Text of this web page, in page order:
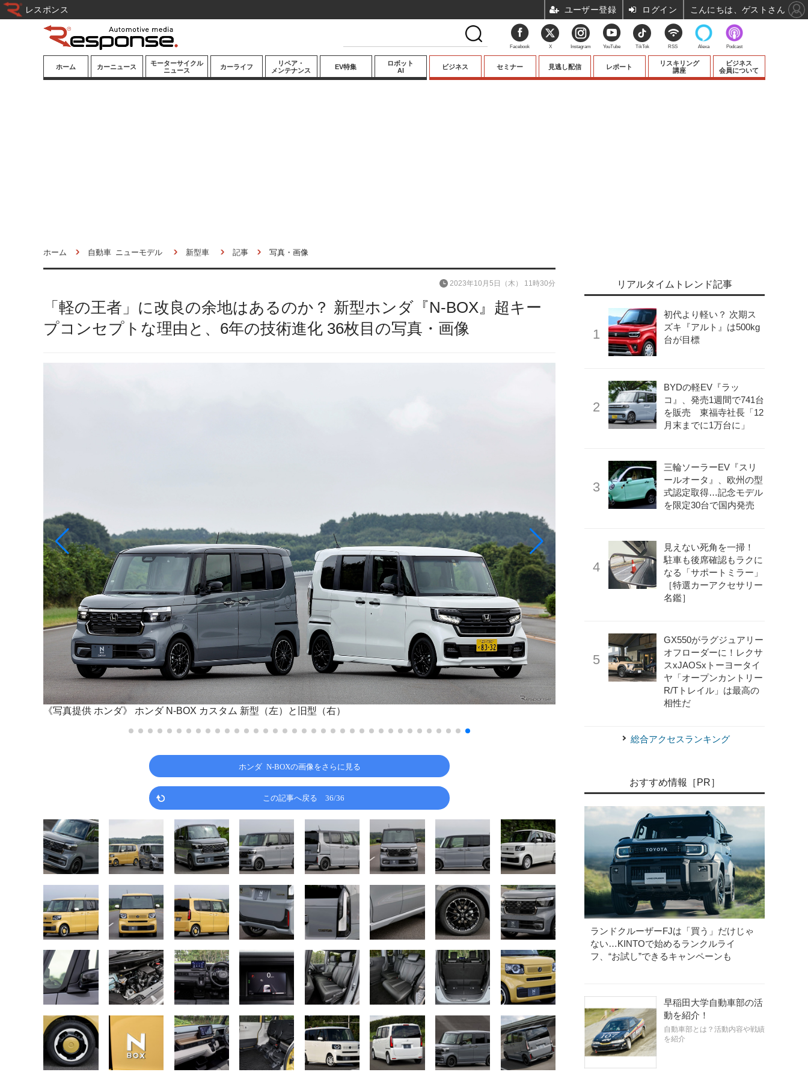
ホーム カーニュース
モーターサイクル
ニュース
カーライフ
リペア・
メンテナンス
EV特集
ロボット
AI
ビジネス セミナー 見逃し配信 レポート
リスキリング
講座
ビジネス
会員について
ホーム 自動車 ニューモデル 新型車 記事 写真・画像
「軽の王者」に改良の余地はあるのか？ 新型ホンダ『N-BOX』超キー
プコンセプトな理由と、6年の技術進化 36枚目の写真・画像
2023年10月5日（木） 11時30分
《写真提供 ホンダ》
ホンダ N-BOX カスタム 新型（左）と旧型（右）
ホンダ N-BOXの画像をさらに見る
この記事へ戻る 36/36
リアルタイムトレンド記事
初代より軽い？ 次期ス
ズキ『アルト』は500kg
台が目標
BYDの軽EV『ラッ
コ』、発売1週間で741台
を販売 東福寺社長「12
月末までに1万台に」
三輪ソーラーEV『スリ
ールオータ』、欧州の型
式認定取得…記念モデル
を限定30台で国内発売
見えない死角を一掃！
駐車も後席確認もラクに
なる「サポートミラー」
［特選カーアクセサリー
名鑑］
GX550がラグジュアリー
オフローダーに！レクサ
スxJAOSxトーヨータイ
ヤ「オープンカントリー
R/Tトレイル」は最高の
相性だ
総合アクセスランキング
おすすめ情報［PR］
ランドクルーザーFJは「買う」だけじゃ
ない…KINTOで始めるランクルライ
フ、“お試し”できるキャンペーンも
早稲田大学自動車部の活
動を紹介！
自動車部とは？活動内容や戦績
を紹介
Facebook X Instagram YouTube TikTok RSS Alexa Podcast
レスポンス ユーザー登録 ログイン こんにちは、ゲストさん